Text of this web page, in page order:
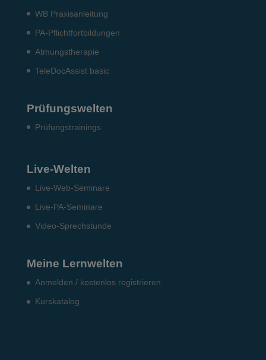
WB Praxisanleitung
PA-Pflichtfortbildungen
Atmungstherapie
TeleDocAssist basic
Prüfungswelten
Prü­fungs­trai­nings
Live-Welten
Live-Web-Seminare
Live-PA-Seminare
Video-Sprechstunde
Meine Lernwelten
Anmelden / kostenlos registrieren
Kurskatalog